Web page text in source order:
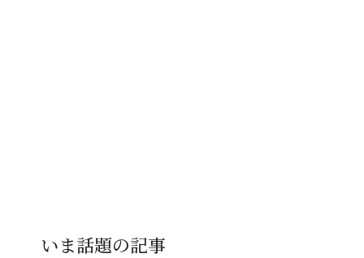
いま話題の記事